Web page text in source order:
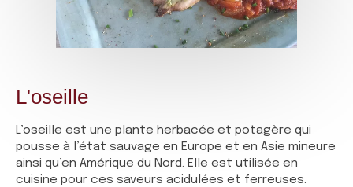
L'oseille
L’oseille est une plante herbacée et potagère qui
pousse à l’état sauvage en Europe et en Asie mineure
ainsi qu’en Amérique du Nord. Elle est utilisée en
cuisine pour ces saveurs acidulées et ferreuses.